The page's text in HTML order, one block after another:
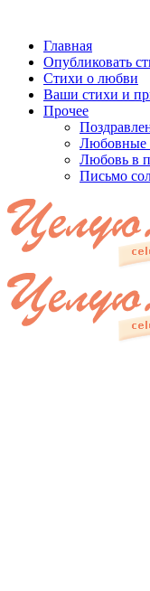
Главная
Опубликовать
Стихи о любви
Ваши стихи и
Прочее
Любовные
Любовь в
Письмо